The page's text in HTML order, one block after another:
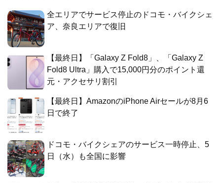
全エリアでサービス停止のドコモ・バイクシェ
ア、奈良エリアで復旧
【最終日】「Galaxy Z Fold8」、「Galaxy Z
Fold8 Ultra」購入で15,000円分のポイント還
元・アクセサリ割引
【最終日】AmazonのiPhone Airセールが8月6
日で終了
ドコモ・バイクシェアのサービス一時停止、5
日（水）も全国に影響